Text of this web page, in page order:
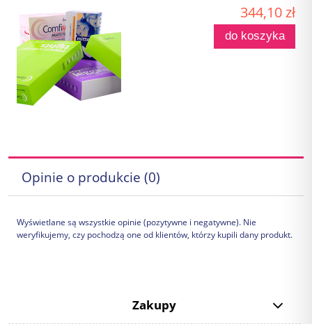
344,10 zł
do koszyka
Opinie o produkcie (0)
Wyświetlane są wszystkie opinie (pozytywne i negatywne). Nie
weryfikujemy, czy pochodzą one od klientów, którzy kupili dany produkt.
Zakupy